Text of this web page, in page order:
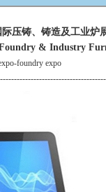
压铸、铸造及工业炉
& Industry
foundry expo